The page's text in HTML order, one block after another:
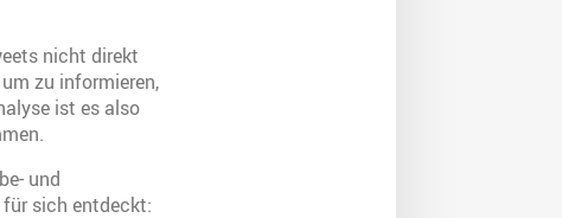
nicht direkt
zu informieren,
ist es also
und
sich entdeckt: